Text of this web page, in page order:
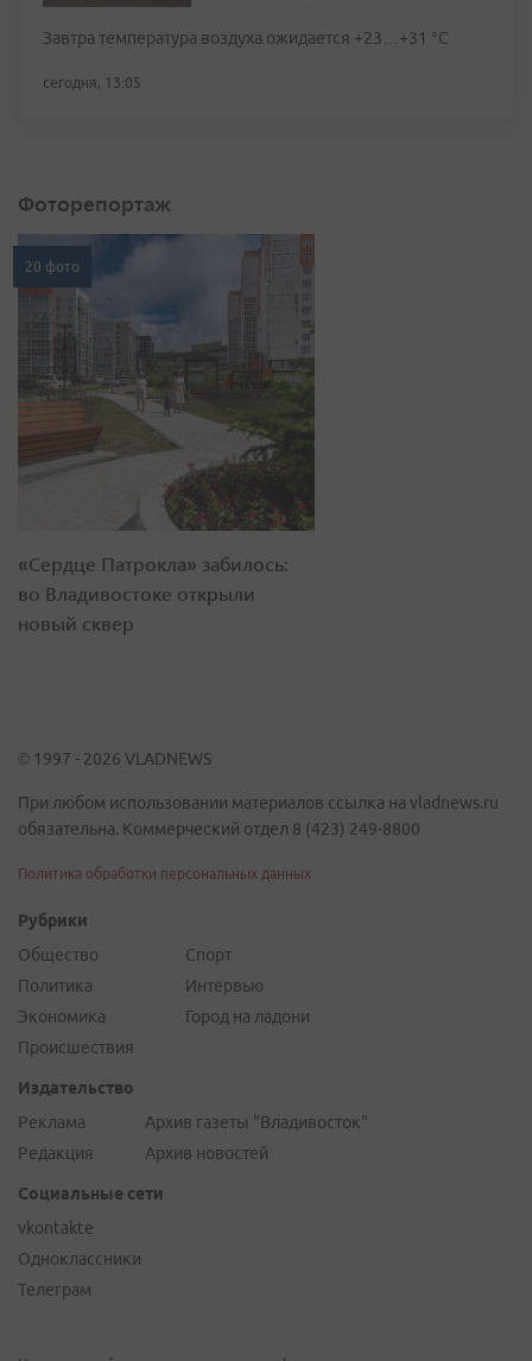
Завтра температура воздуха ожидается +23…+31 °C
сегодня, 13:05
Фоторепортаж
20 фото
«Сердце Патрокла» забилось:
во Владивостоке открыли
новый сквер
© 1997 - 2026 VLADNEWS
При любом использовании материалов ссылка на vladnews.ru
обязательна. Коммерческий отдел 8 (423) 249-8800
Политика обработки персональных данных
Рубрики
Общество
Политика
Экономика
Происшествия
Спорт
Интервью
Город на ладони
Издательство
Реклама
Редакция
Архив газеты "Владивосток"
Архив новостей
Социальные сети
vkontakte
Одноклассники
Телеграм